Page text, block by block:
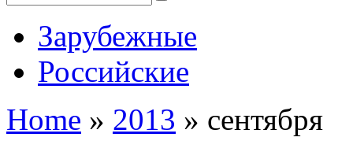
Зарубежные
Российские
Home » 2013 » сентября